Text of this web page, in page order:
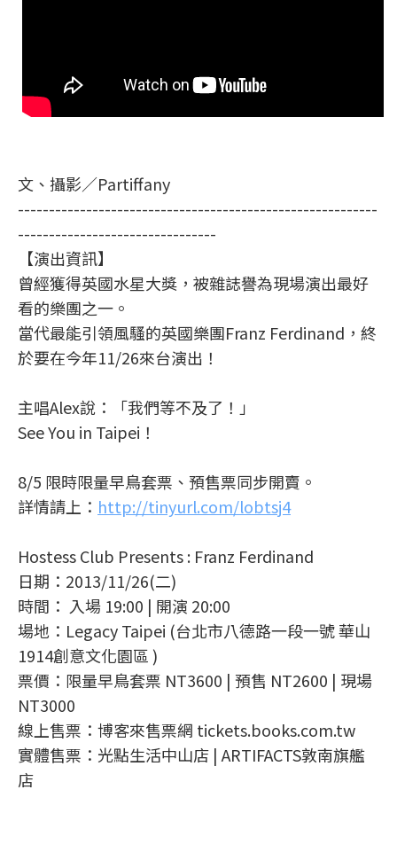
文、攝影／Partiffany
----------------------------------------------------------
--------------------------------
【演出資訊】
曾經獲得英國水星大獎，被雜誌譽為現場演出最好
看的樂團之一。
當代最能引領風騷的英國樂團Franz Ferdinand，終
於要在今年11/26來台演出！
主唱Alex說：「我們等不及了！」
See You in Taipei！
8/5 限時限量早鳥套票、預售票同步開賣。
詳情請上： http://tinyurl.com/lobtsj4
Hostess Club Presents : Franz Ferdinand
日期：2013/11/26(二)
時間： 入場 19:00 | 開演 20:00
場地：Legacy Taipei (台北市八德路一段一號 華山
1914創意文化園區 )
票價：限量早鳥套票 NT3600 | 預售 NT2600 | 現場
NT3000
線上售票：博客來售票網 tickets.books.com.tw
實體售票：光點生活中山店 | ARTIFACTS敦南旗艦
店